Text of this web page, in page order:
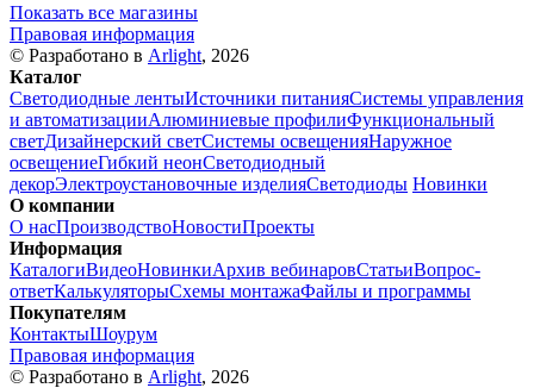
Показать все магазины
Правовая информация
© Разработано в Arlight, 2026
Каталог
Светодиодные лентыИсточники питанияСистемы управления
и автоматизацииАлюминиевые профилиФункциональный
светДизайнерский светСистемы освещенияНаружное
освещениеГибкий неонСветодиодный
декорЭлектроустановочные изделияСветодиоды Новинки
О компании
О насПроизводствоНовостиПроекты
Информация
КаталогиВидеоНовинкиАрхив вебинаровСтатьиВопрос-
ответКалькуляторыСхемы монтажаФайлы и программы
Покупателям
КонтактыШоурум
Правовая информация
© Разработано в Arlight, 2026